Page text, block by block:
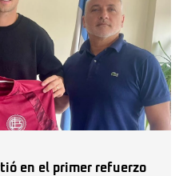
en el primer refuerzo